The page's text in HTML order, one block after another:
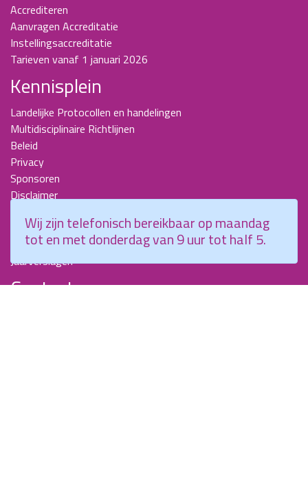
Accrediteren
Aanvragen Accreditatie
Instellingsaccreditatie
Tarieven vanaf 1 januari 2026
Kennisplein
Landelijke Protocollen en handelingen
Multidisciplinaire Richtlijnen
Beleid
Privacy
Sponsoren
Disclaimer
Nieuwsbrieven
KCKZ-specials
Jaarverslagen
Contact
Wij zijn telefonisch bereikbaar op maandag
tot en met donderdag van 9 uur tot half 5.